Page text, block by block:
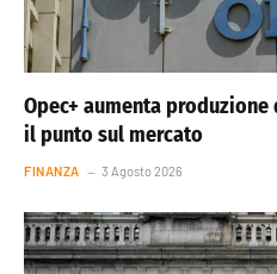
Opec+ aumenta
il punto sul mercato
FINANZA 3 Agosto 2026